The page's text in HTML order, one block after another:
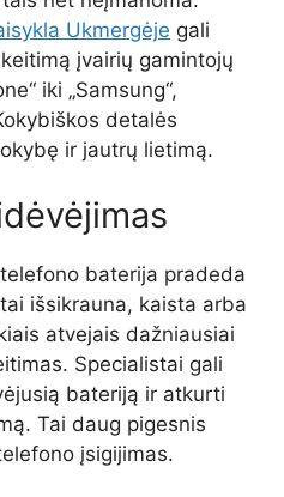
Ukmergėje gali
įvairių gamintojų
iki „Samsung“,
detalės
ir jautrų lietimą.
baterija pradeda
išsikrauna, kaista arba
atvejais dažniausiai
Specialistai gali
bateriją ir atkurti
Tai daug pigesnis
įsigijimas.